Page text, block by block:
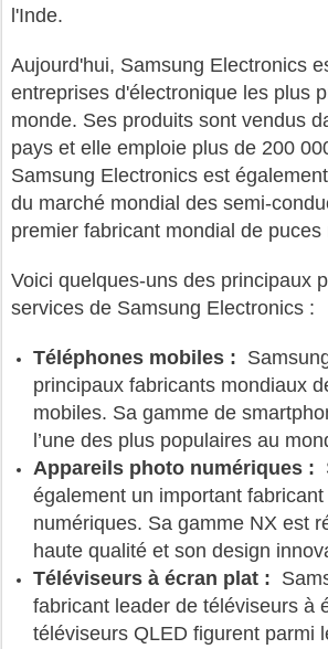
l'Inde.
Aujourd'hui, Samsung Electronics
entreprises d'électronique les plus
monde. Ses produits sont vendus
pays et elle emploie plus de 200
Samsung Electronics est
du marché mondial des semi-
premier fabricant mondial de puces
Voici quelques-uns des principaux
services de Samsung Electronics :
Téléphones mobiles :
principaux fabricants mondiaux
mobiles. Sa gamme de
l’une des plus populaires au
Appareils photo numériques :
également un important fabricant
numériques. Sa gamme NX est
haute qualité et son design
Téléviseurs à écran plat :
fabricant leader de téléviseurs à
téléviseurs QLED figurent parmi